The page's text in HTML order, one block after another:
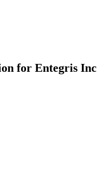
for Entegris Inc